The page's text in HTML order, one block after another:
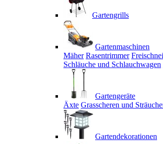
Gartengrills
Gartenmaschinen
Mäher Rasentrimmer
Schläuche und Schlauchwagen
Gartengeräte
Äxte Grasscheren und
Gartendekorationen